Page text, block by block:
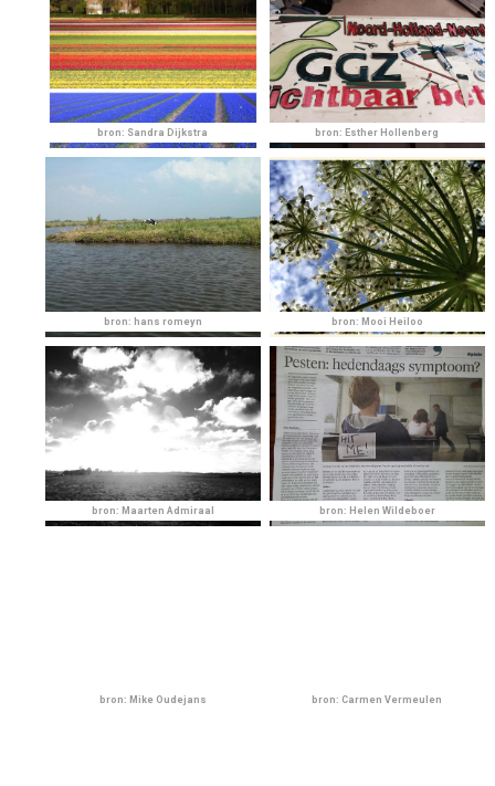
bron: Sandra Dijkstra bron: Esther Hollenberg
bron: hans romeyn bron: Mooi Heiloo
bron: Maarten Admiraal bron: Helen Wildeboer
bron: Mike Oudejans bron: Carmen Vermeulen